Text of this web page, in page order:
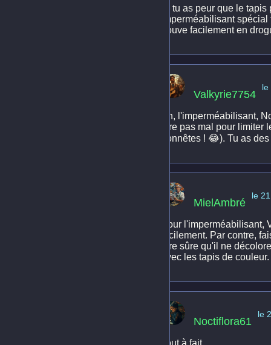
Si tu as peur que le
imperméabilisant
trouve facilement en
Valkyrie7754
le
Ah, l'imperméabilisant,
être pas mal pour
honnêtes ! 😂). Tu as
MielAmbré
le
Pour
facilement. Par contre,
être sûre qu'il ne
avec les tapis de couleur.
Noctiflora61
le
Tout à fait.